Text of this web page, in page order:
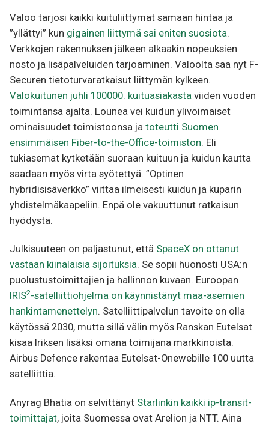
Valoo tarjosi kaikki kuituliittymät samaan hintaa ja
”yllättyi” kun gigainen liittymä sai eniten suosiota.
Verkkojen rakennuksen jälkeen alkaakin nopeuksien
nosto ja lisäpalveluiden tarjoaminen. Valoolta saa nyt F-
Securen tietoturvaratkaisut liittymän kylkeen.
Valokuitunen juhli 100000. kuituasiakasta viiden vuoden
toimintansa ajalta. Lounea vei kuidun ylivoimaiset
ominaisuudet toimistoonsa ja toteutti Suomen
ensimmäisen Fiber-to-the-Office-toimiston. Eli
tukiasemat kytketään suoraan kuituun ja kuidun kautta
saadaan myös virta syötettyä. ”Optinen
hybridisisäverkko” viittaa ilmeisesti kuidun ja kuparin
yhdistelmäkaapeliin. Enpä ole vakuuttunut ratkaisun
hyödystä.
Julkisuuteen on paljastunut, että SpaceX on ottanut
vastaan kiinalaisia sijoituksia. Se sopii huonosti USA:n
puolustustoimittajien ja hallinnon kuvaan. Euroopan
IRIS2-satelliittiohjelma on käynnistänyt maa-asemien
hankintamenettelyn. Satelliittipalvelun tavoite on olla
käytössä 2030, mutta sillä välin myös Ranskan Eutelsat
kisaa Iriksen lisäksi omana toimijana markkinoista.
Airbus Defence rakentaa Eutelsat-Onewebille 100 uutta
satelliittia.
Anyrag Bhatia on selvittänyt Starlinkin kaikki ip-transit-
toimittajat, joita Suomessa ovat Arelion ja NTT. Aina